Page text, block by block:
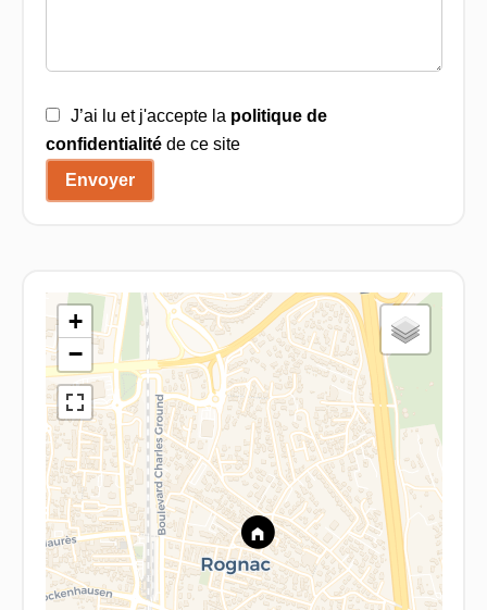
J’ai lu et j'accepte la politique de
confidentialitéde ce site
Envoyer
+
−